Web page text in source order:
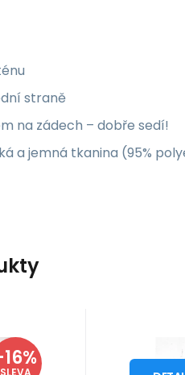
straně
na zádech – dobře sedí!
a jemná tkanina (95%
SLEVA
-
ihned Me Seduce